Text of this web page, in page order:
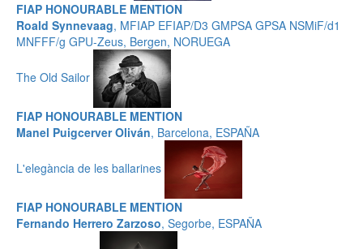
FIAP HONOURABLE MENTION
Roald Synnevaag, MFIAP EFIAP/D3 GMPSA GPSA NSMiF/d1
MNFFF/g GPU-Zeus, Bergen, NORUEGA
The Old Sailor
FIAP HONOURABLE MENTION
Manel Puigcerver Oliván, Barcelona, ESPAÑA
L'elegància de les ballarines
FIAP HONOURABLE MENTION
Fernando Herrero Zarzoso, Segorbe, ESPAÑA